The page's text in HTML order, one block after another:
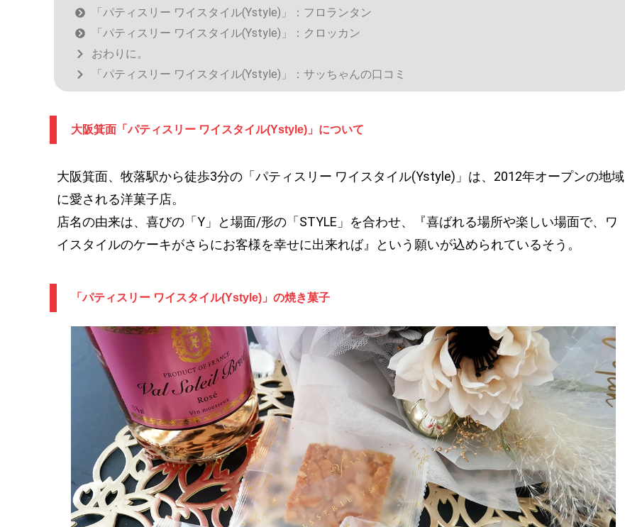
「パティスリー ワイスタイル(Ystyle)」：フロランタン
「パティスリー ワイスタイル(Ystyle)」：クロッカン
おわりに。
「パティスリー ワイスタイル(Ystyle)」：サッちゃんの口コミ
大阪箕面「パティスリー ワイスタイル(Ystyle)」について
大阪箕面、牧落駅から徒歩3分の「パティスリー ワイスタイル(Ystyle)」は、2012年オープンの地域
に愛される洋菓子店。
店名の由来は、喜びの「Y」と場面/形の「STYLE」を合わせ、『喜ばれる場所や楽しい場面で、ワ
イスタイルのケーキがさらにお客様を幸せに出来れば』という願いが込められているそう。
「パティスリー ワイスタイル(Ystyle)」の焼き菓子